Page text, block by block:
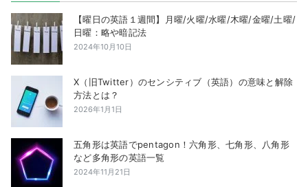
【曜日の英語１週間】月曜/火曜/水曜/木曜/金曜/土曜/
日曜：略や暗記法
2024年10月10日
X（旧Twitter）のセンシティブ（英語）の意味と解除
方法とは？
2026年1月1日
五角形は英語でpentagon！六角形、七角形、八角形
など多角形の英語一覧
2024年11月21日